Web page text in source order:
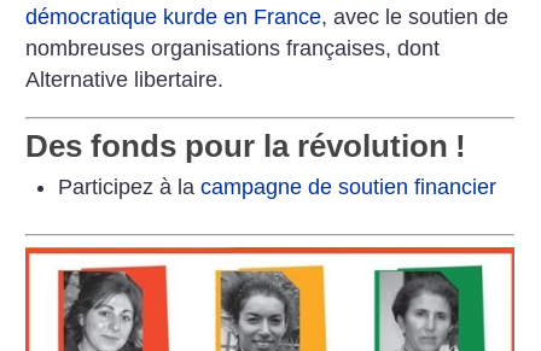
démocratique kurde en France, avec le soutien de
nombreuses organisations françaises, dont
Alternative libertaire.
Des fonds pour la révolution !
Participez à la campagne de soutien financier